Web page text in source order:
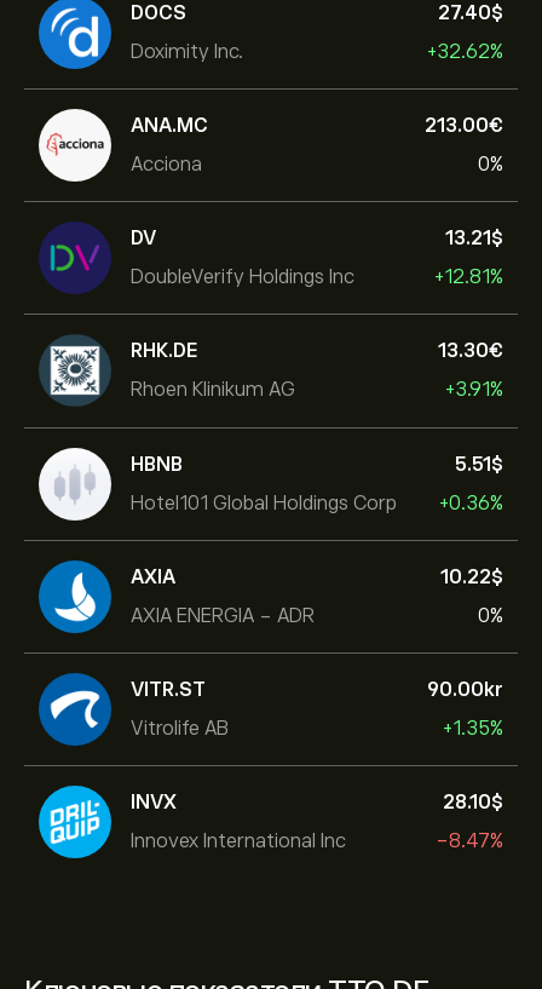
DOCS
Doximity Inc.
27.40‎$‎
+32.62%
ANA.MC
Acciona
213.00‎€‎
0%
DV
DoubleVerify Holdings Inc
13.21‎$‎
+12.81%
RHK.DE
Rhoen Klinikum AG
13.30‎€‎
+3.91%
HBNB
Hotel101 Global Holdings Corp
5.51‎$‎
+0.36%
AXIA
AXIA ENERGIA - ADR
10.22‎$‎
0%
VITR.ST
Vitrolife AB
90.00‎kr‎
+1.35%
INVX
Innovex International Inc
28.10‎$‎
-8.47%